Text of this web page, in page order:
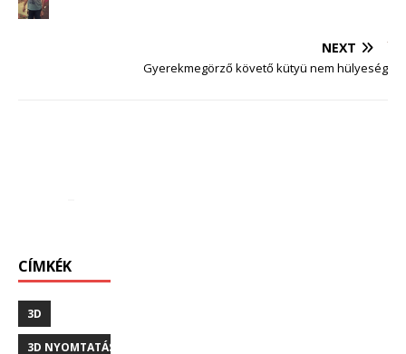
NEXT
Gyerekmegörző követő kütyü nem hülyeség
CÍMKÉK
3D
3D NYOMTATÁS